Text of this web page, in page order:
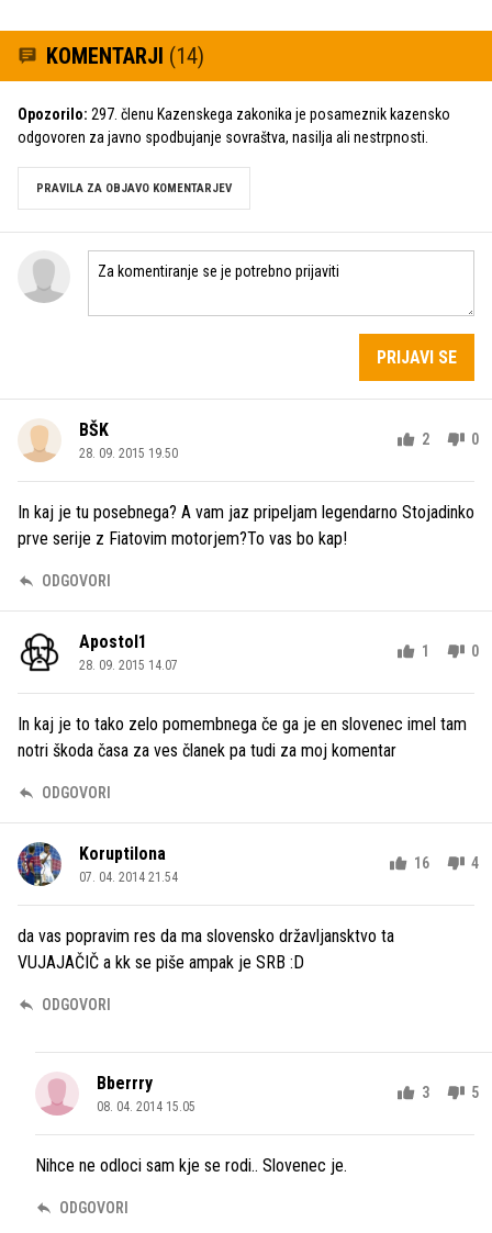
KOMENTARJI (14)
Opozorilo: 297. členu Kazenskega zakonika je posameznik kazensko
odgovoren za javno spodbujanje sovraštva, nasilja ali nestrpnosti.
PRAVILA ZA OBJAVO KOMENTARJEV
PRIJAVI SE
BŠK
28. 09. 2015 19.50
2 0
In kaj je tu posebnega? A vam jaz pripeljam legendarno Stojadinko
prve serije z Fiatovim motorjem?To vas bo kap!
ODGOVORI
Apostol1
28. 09. 2015 14.07
1 0
In kaj je to tako zelo pomembnega če ga je en slovenec imel tam
notri škoda časa za ves članek pa tudi za moj komentar
ODGOVORI
Koruptilona
07. 04. 2014 21.54
16 4
da vas popravim res da ma slovensko državljansktvo ta
VUJAJAČIČ a kk se piše ampak je SRB :D
ODGOVORI
Bberrry
08. 04. 2014 15.05
3 5
Nihce ne odloci sam kje se rodi.. Slovenec je.
ODGOVORI